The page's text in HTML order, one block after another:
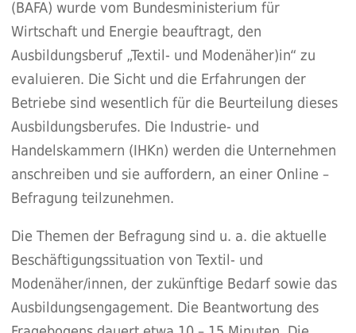
(BAFA) wurde vom Bundesministerium für
Wirtschaft und Energie beauftragt, den
Ausbildungsberuf „Textil- und Modenäher)in“ zu
evaluieren. Die Sicht und die Erfahrungen der
Betriebe sind wesentlich für die Beurteilung dieses
Ausbildungsberufes. Die Industrie- und
Handelskammern (IHKn) werden die Unternehmen
anschreiben und sie auffordern, an einer Online –
Befragung teilzunehmen.
Die Themen der Befragung sind u. a. die aktuelle
Beschäftigungssituation von Textil- und
Modenäher/innen, der zukünftige Bedarf sowie das
Ausbildungsengagement. Die Beantwortung des